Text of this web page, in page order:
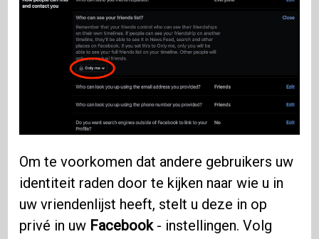
Om te voorkomen dat andere gebruikers uw
identiteit raden door te kijken naar wie u in
uw vriendenlijst heeft, stelt u deze in op
privé in uw Facebook- instellingen. Volg